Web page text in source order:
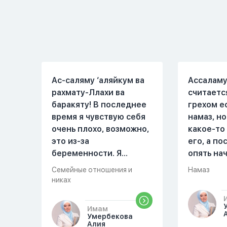
Ас-саляму ‘аляйкум ва
рахмату-Ллахи ва
баракяту! В последнее
время я чувствую себя
очень плохо, возможно,
это из-за
беременности. Я
разбудила мужа и
рассказала ему, что со
происходит,он потом
обратно ложился спать
Семейные отношения и
никах
Имам
Умербекова
Алия
грехом
намаз,
какое-
его, а
опять
можете
Намаз